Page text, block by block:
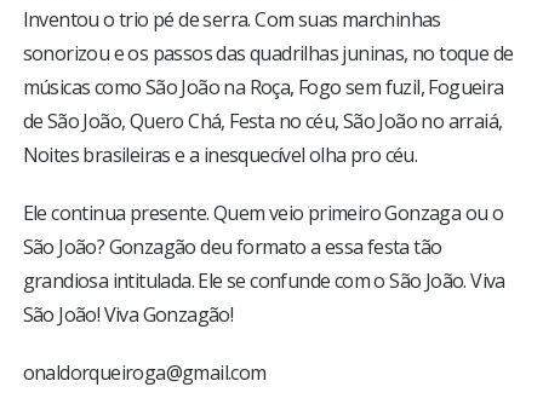
Inventou o trio pé de serra. Com suas marchinhas
sonorizou e os passos das quadrilhas juninas, no toque de
músicas como São João na Roça, Fogo sem fuzil, Fogueira
de São João, Quero Chá, Festa no céu, São João no arraiá,
Noites brasileiras e a inesquecível olha pro céu.
Ele continua presente. Quem veio primeiro Gonzaga ou o
São João? Gonzagão deu formato a essa festa tão
grandiosa intitulada. Ele se confunde com o São João. Viva
São João! Viva Gonzagão!
onaldorqueiroga@gmail.com